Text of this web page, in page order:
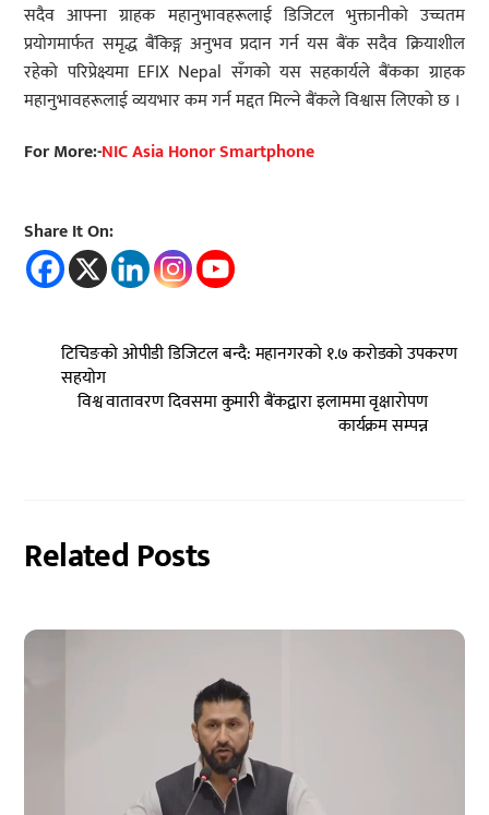
सदैव आफ्ना ग्राहक महानुभावहरूलाई डिजिटल भुक्तानीको उच्चतम
प्रयोगमार्फत समृद्ध बैंकिङ्ग अनुभव प्रदान गर्न यस बैंक सदैव क्रियाशील
रहेको परिप्रेक्ष्यमा EFIX Nepal सँगको यस सहकार्यले बैंकका ग्राहक
महानुभावहरूलाई व्ययभार कम गर्न मद्दत मिल्ने बैंकले विश्वास लिएको छ ।
For More:-NIC Asia Honor Smartphone
Share It On:
टिचिङको ओपीडी डिजिटल बन्दै: महानगरको १.७ करोडको उपकरण
सहयोग
विश्व वातावरण दिवसमा कुमारी बैंकद्वारा इलाममा वृक्षारोपण
कार्यक्रम सम्पन्न
Related Posts